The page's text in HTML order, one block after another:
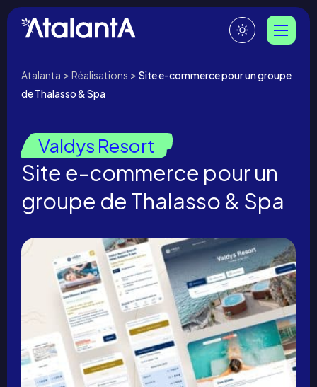
Atalanta >Réalisations >Site e-commerce pour un groupe
de Thalasso & Spa
Valdys Resort
Site e-commerce pour un
groupe de Thalasso & Spa